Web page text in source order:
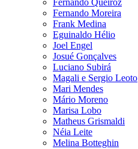
Fernando Queiróz
Fernando Moreira
Frank Medina
Eguinaldo Hélio
Joel Engel
Josué Gonçalves
Luciano Subirá
Magali e Sergio Leoto
Mari Mendes
Mário Moreno
Marisa Lobo
Matheus Grismaldi
Néia Leite
Melina Botteghin